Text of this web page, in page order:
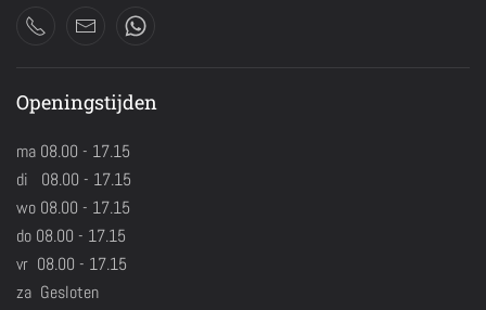
Openingstijden
ma 08.00 - 17.15
di 08.00 - 17.15
wo 08.00 - 17.15
do 08.00 - 17.15
vr 08.00 - 17.15
za Gesloten